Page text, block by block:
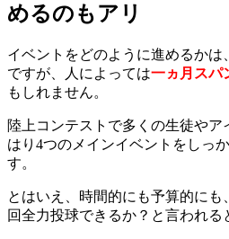
めるのもアリ
イベントをどのように進めるか
ですが、人によっては一ヵ月スパ
もしれません。
陸上コンテストで多くの生徒や
はり4つのメインイベントをしっ
す。
とはいえ、時間的にも予算的に
回全力投球できるか？と言われる